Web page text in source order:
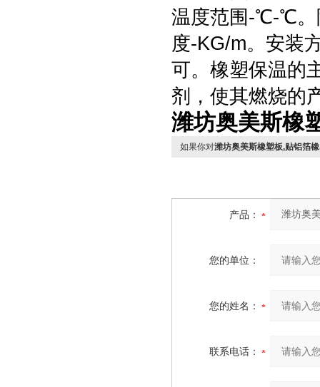
温度范围-℃-℃。
度-KG/m。安装
可。橡塑保温的
剂，使其燃烧的
潍坊奥美斯橡
如果你对潍坊奥美斯橡塑板,贴铝箔
产品：
您的单位：
您的姓名：
联系电话：